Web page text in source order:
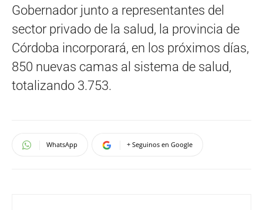
Gobernador junto a representantes del
sector privado de la salud, la provincia de
Córdoba incorporará, en los próximos días,
850 nuevas camas al sistema de salud,
totalizando 3.753.
WhatsApp + Seguinos en Google